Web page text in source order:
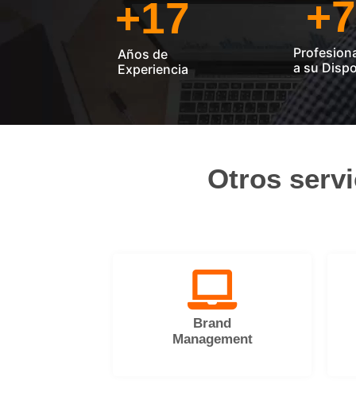
Años de
Experiencia
+17
a su
+
Otros
Brand
Management